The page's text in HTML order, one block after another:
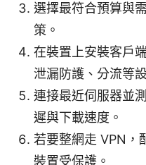
選擇最符合預算與
策。
在裝置上安裝客戶
泄漏防護、分流等
連接最近伺服器並
遲與下載速度。
若要整網走 VPN，
裝置受保護。